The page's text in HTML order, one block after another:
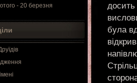
- 20 березня
досить
була